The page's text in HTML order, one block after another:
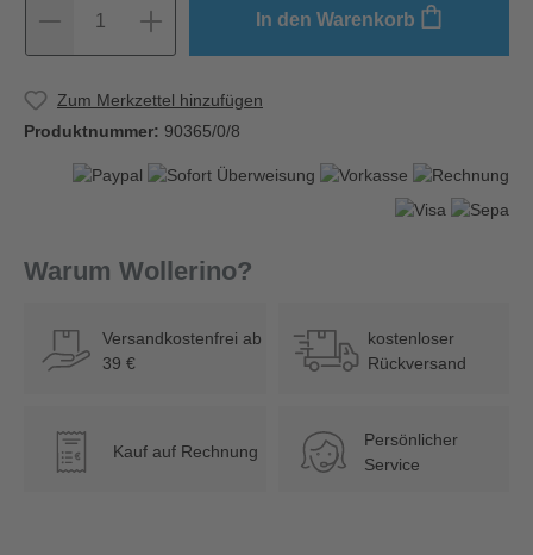
1 In den Warenkorb
Zum Merkzettel hinzufügen
Produktnummer: 90365/0/8
Warum Wollerino?
Versandkostenfrei ab
39 €
kostenloser
Rückversand
€ Kauf auf Rechnung
Persönlicher
Service